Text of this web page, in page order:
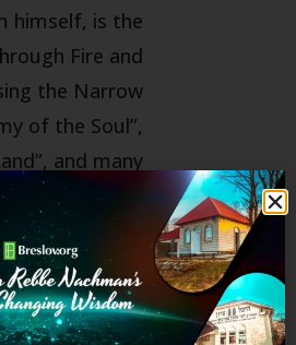
himself, is the
Fire and
the Narrow
of the Soul”,
and many
as annotating
volume English
MoHaRan.